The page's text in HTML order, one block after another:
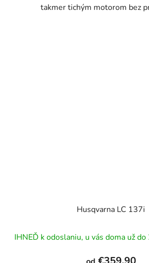
takmer tichým motorom bez
Husqvarna LC 137i
IHNEĎ k odoslaniu, u vás doma už